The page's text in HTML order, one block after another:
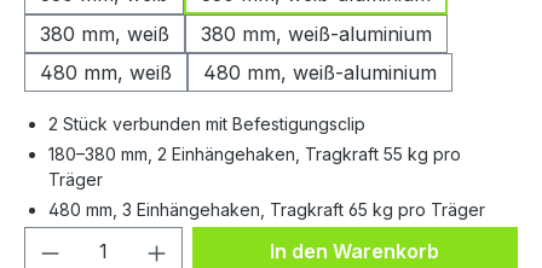
380 mm, weiß
380 mm, weiß-aluminium
480 mm, weiß
480 mm, weiß-aluminium
2 Stück verbunden mit Befestigungsclip
180–380 mm, 2 Einhängehaken, Tragkraft 55 kg pro
Träger
480 mm, 3 Einhängehaken, Tragkraft 65 kg pro Träger
Produkt Anzahl: Gib denIn den Warenkorb